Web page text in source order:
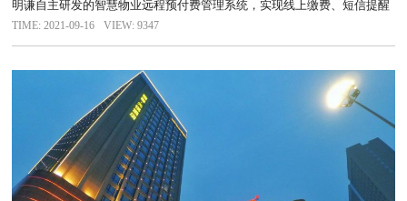
明谦自主研发的智慧物业远程预付费管理系统，实现线上缴费、短信提醒
和远程控制等功能
TIME: 2021-09-16 VIEW: 9347